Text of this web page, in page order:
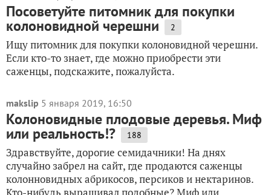
Посоветуйте питомник для покупки
колоновидной черешни 2
Ищу питомник для покупки колоновидной черешни.
Если кто-то знает, где можно приобрести эти
саженцы, подскажите, пожалуйста.
makslip 5 января 2019, 16:50
Колоновидные плодовые деревья. Миф
или реальность!? 188
Здравствуйте, дорогие семидачники! На днях
случайно забрел на сайт, где продаются саженцы
колонновидных абрикосов, персиков и нектаринов.